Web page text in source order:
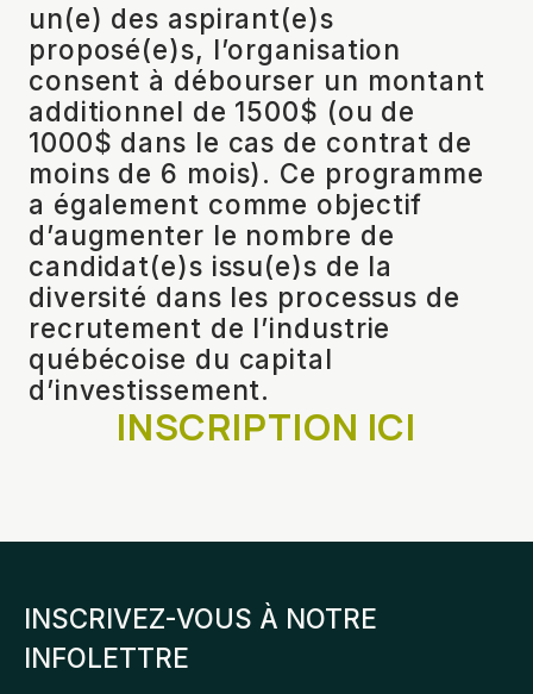
un(e) des aspirant(e)s
proposé(e)s, l’organisation
consent à débourser un montant
additionnel de 1500$ (ou de
1000$ dans le cas de contrat de
moins de 6 mois). Ce programme
a également comme objectif
d’augmenter le nombre de
candidat(e)s issu(e)s de la
diversité dans les processus de
recrutement de l’industrie
québécoise du capital
d’investissement.
INSCRIPTION ICI
INSCRIVEZ-VOUS À NOTRE
INFOLETTRE